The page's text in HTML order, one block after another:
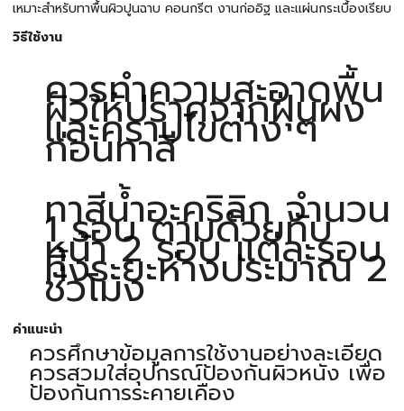
เหมาะสำหรับทาพื้นผิวปูนฉาบ คอนกรีต งานก่ออิฐ และแผ่นกระเบื้องเรียบ
วิธีใช้งาน
ควรทำความสะอาดพื้น
ผิวให้ปราศจากฝุ่นผง
และคราบไขต่าง ๆ
ก่อนทาสี
ทาสีน้ำอะคริลิก จำนวน
1 รอบ ตามด้วยทับ
หน้า 2 รอบ แต่ละรอบ
ทิ้งระยะห่างประมาณ 2
ชั่วโมง
คำแนะนำ
ควรศึกษาข้อมูลการใช้งานอย่างละเอียด
ควรสวมใส่อุปกรณ์ป้องกันผิวหนัง เพื่อ
ป้องกันการระคายเคือง